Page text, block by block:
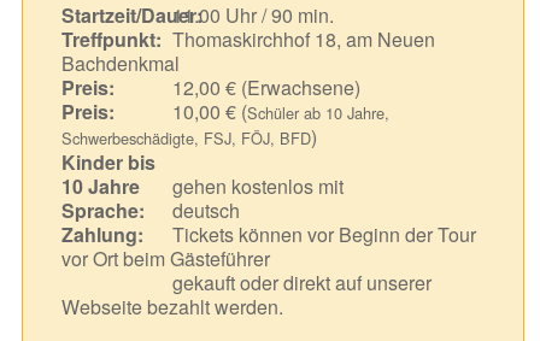
Startzeit/Dauer:11.00 Uhr / 90 min.
Treffpunkt: Thomaskirchhof 18, am Neuen
Bachdenkmal
Preis:
12,00 € (Erwachsene)
Preis:
10,00 € (Schüler ab 10 Jahre,
Schwerbeschädigte, FSJ, FÖJ, BFD)
Kinder bis
10 Jahre
gehen kostenlos mit
Sprache:
deutsch
Zahlung:
Tickets können vor Beginn der Tour
vor Ort beim Gästeführer
gekauft oder direkt auf unserer
Webseite bezahlt werden.